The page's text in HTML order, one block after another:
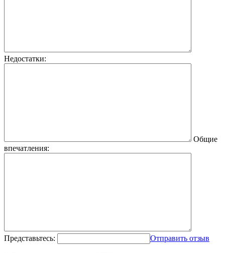
Недостатки:
Общие
впечатления:
Представьтесь: Отправить отзыв